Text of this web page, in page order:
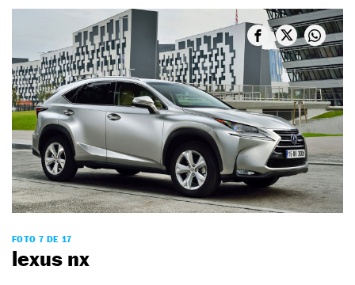
FOTO 7 DE 17
lexus nx